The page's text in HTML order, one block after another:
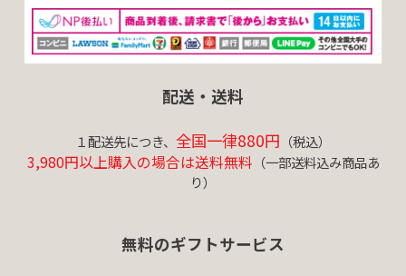
配送・送料
１配送先につき、 全国一律880円 （税込）
3,980円以上購入の場合は送料無料 （一部送料込み商品あ
り）
無料のギフトサービス